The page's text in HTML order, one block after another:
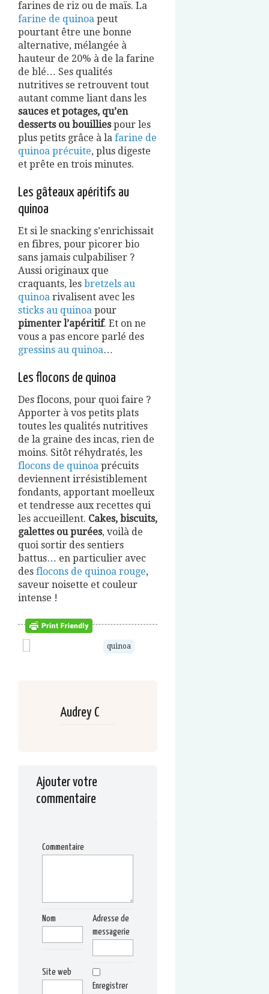
farines de riz ou de maïs. La
farine de quinoa peut
pourtant être une bonne
alternative, mélangée à
hauteur de 20% à de la farine
de blé… Ses qualités
nutritives se retrouvent tout
autant comme liant dans les
sauces et potages, qu’en
desserts ou bouilliespour les
plus petits grâce à la farine de
quinoa précuite, plus digeste
et prête en trois minutes.
Les gâteaux apéritifs au
quinoa
Et si le snacking s’enrichissait
en fibres, pour picorer bio
sans jamais culpabiliser ?
Aussi originaux que
craquants, les bretzels au
quinoa rivalisent avec les
sticks au quinoa pour
pimenter l’apéritif. Et on ne
vous a pas encore parlé des
gressins au quinoa…
Les flocons de quinoa
Des flocons, pour quoi faire ?
Apporter à vos petits plats
toutes les qualités nutritives
de la graine des incas, rien de
moins. Sitôt réhydratés, les
flocons de quinoa précuits
deviennent irrésistiblement
fondants, apportant moelleux
et tendresse aux recettes qui
les accueillent. Cakes, biscuits,
galettes ou purées, voilà de
quoi sortir des sentiers
battus… en particulier avec
des flocons de quinoa rouge,
saveur noisette et couleur
intense !
quinoa
Audrey C
Ajouter votre
commentaire
Commentaire
Nom
Adresse de
messagerie
Site web
Enregistrer